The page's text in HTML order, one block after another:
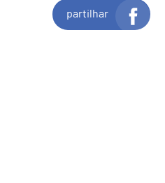
partilhar